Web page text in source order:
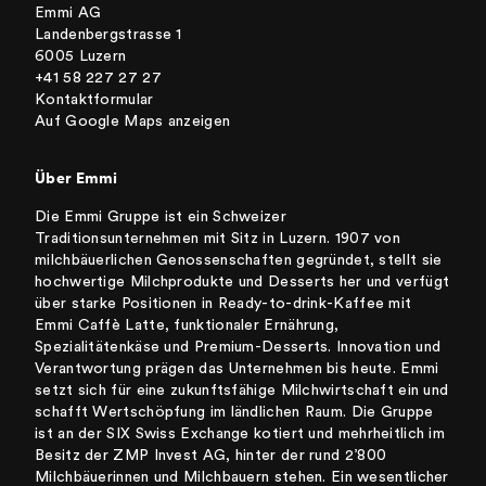
neue Produkte mit Alternativen zu
Zucker zu testen.
Emmi AG
Landenbergstrasse 1
6005 Luzern
+41 58 227 27 27
Kontaktformular
Auf Google Maps anzeigen
Über Emmi
Die Emmi Gruppe ist ein Schweizer
Traditionsunternehmen mit Sitz in Luzern. 1907 von
milchbäuerlichen Genossenschaften gegründet, stellt sie
hochwertige Milchprodukte und Desserts her und verfügt
über starke Positionen in Ready-to-drink-Kaffee mit
Emmi Caffè Latte, funktionaler Ernährung,
Spezialitätenkäse und Premium-Desserts. Innovation und
Verantwortung prägen das Unternehmen bis heute. Emmi
setzt sich für eine zukunftsfähige Milchwirtschaft ein und
schafft Wertschöpfung im ländlichen Raum. Die Gruppe
ist an der SIX Swiss Exchange kotiert und mehrheitlich im
Besitz der ZMP Invest AG, hinter der rund 2’800
Milchbäuerinnen und Milchbauern stehen. Ein wesentlicher